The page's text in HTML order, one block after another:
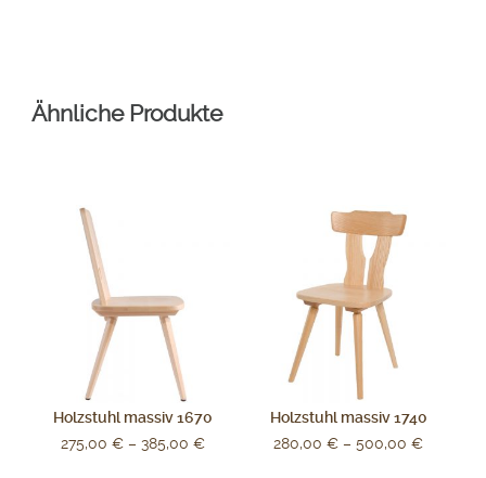
Ähnliche Produkte
Holzstuhl massiv 1670
275,00€ – 385,00€
Holzstuhl massiv 1740
280,00€ –500,00€